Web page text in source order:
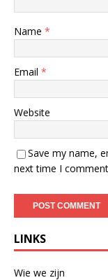
Name *
Email *
Website
Save my name,
next time I
LINKS
Wie we zijn